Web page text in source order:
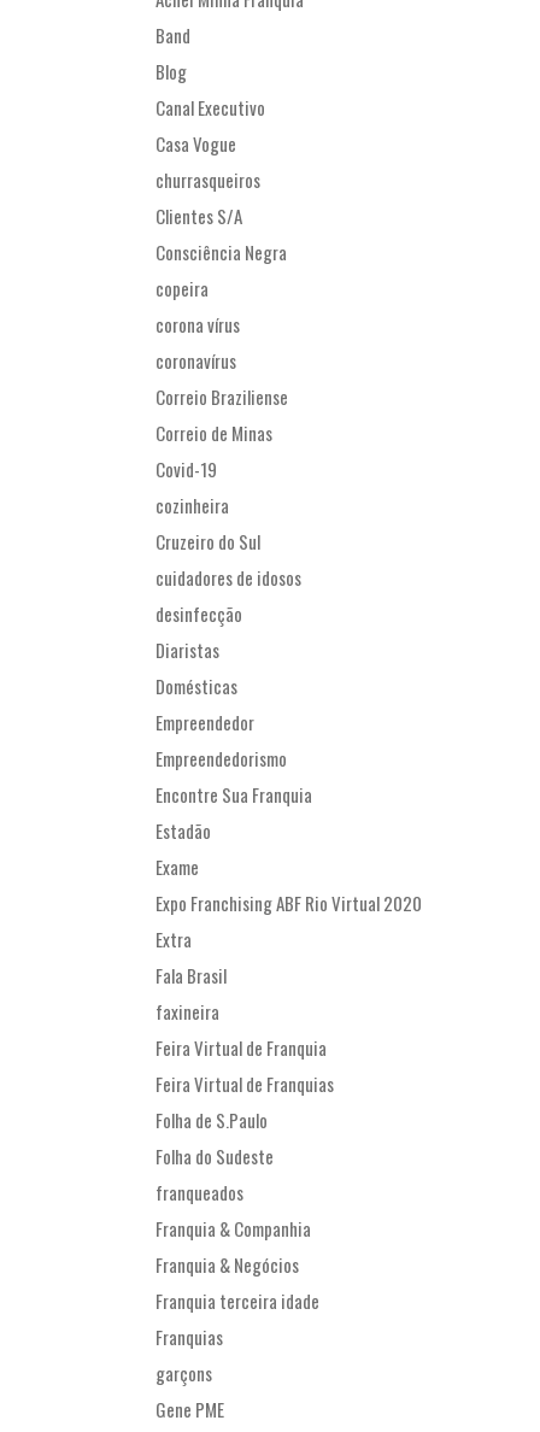
Band
Blog
Canal Executivo
Casa Vogue
churrasqueiros
Clientes S/A
Consciência Negra
copeira
corona vírus
coronavírus
Correio Braziliense
Correio de Minas
Covid-19
cozinheira
Cruzeiro do Sul
cuidadores de idosos
desinfecção
Diaristas
Domésticas
Empreendedor
Empreendedorismo
Encontre Sua Franquia
Estadão
Exame
Expo Franchising ABF Rio Virtual 2020
Extra
Fala Brasil
faxineira
Feira Virtual de Franquia
Feira Virtual de Franquias
Folha de S.Paulo
Folha do Sudeste
franqueados
Franquia & Companhia
Franquia & Negócios
Franquia terceira idade
Franquias
garçons
Gene PME